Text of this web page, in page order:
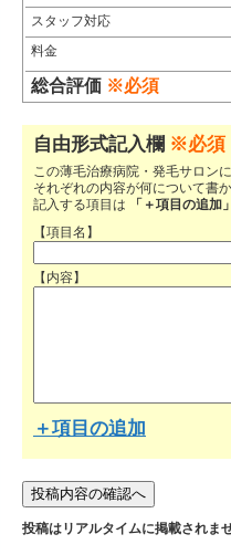
スタッフ対応
料金
総合評価 ※必須
自由形式記入欄 ※必須
この薄毛治療病院・発毛サロン
それぞれの内容が何について書
記入する項目は
「＋項目の追加」
【項目名】
【内容】
＋項目の追加
投稿はリアルタイムに掲載されませ